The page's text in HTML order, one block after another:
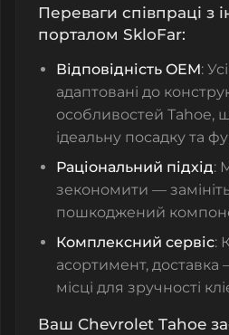
Переваги співпраці з
порталом SkloFar:
Відповідність OEM:
адаптовані до
особливостей Tahoe,
ідеальну посадку та
Раціональний підхід:
зекономити —
пошкоджений
Комплексний сервіс:
асортимент,
місці для зручності
Ваш Chevrolet Tahoe